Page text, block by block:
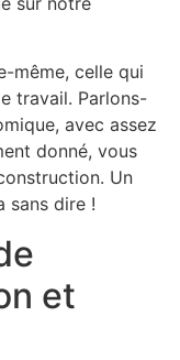
même, celle qui
travail. Parlons-
avec assez
donné, vous
Un
sans dire !
et